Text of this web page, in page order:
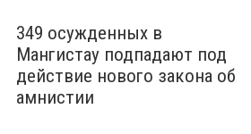
349 осужденных в
Мангистау подпадают под
действие нового закона об
амнистии